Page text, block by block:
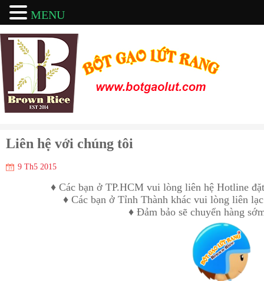
Liên hệ với chúng tôi
9 Th5 2015
♦ Các bạn ở TP.HCM vui lòng liên hệ Hotline
♦ Các bạn ở Tỉnh Thành khác vui lòng liên
♦ Đảm bảo sẽ chuyển hàng
MENU